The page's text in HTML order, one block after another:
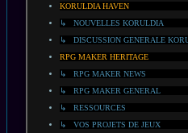
KORULDIA HAVEN
↳ NOUVELLES KORULDIA
↳ DISCUSSION GENERALE
RPG MAKER HERITAGE
↳ RPG MAKER NEWS
↳ RPG MAKER GENERAL
↳ RESSOURCES
↳ VOS PROJETS DE JEUX